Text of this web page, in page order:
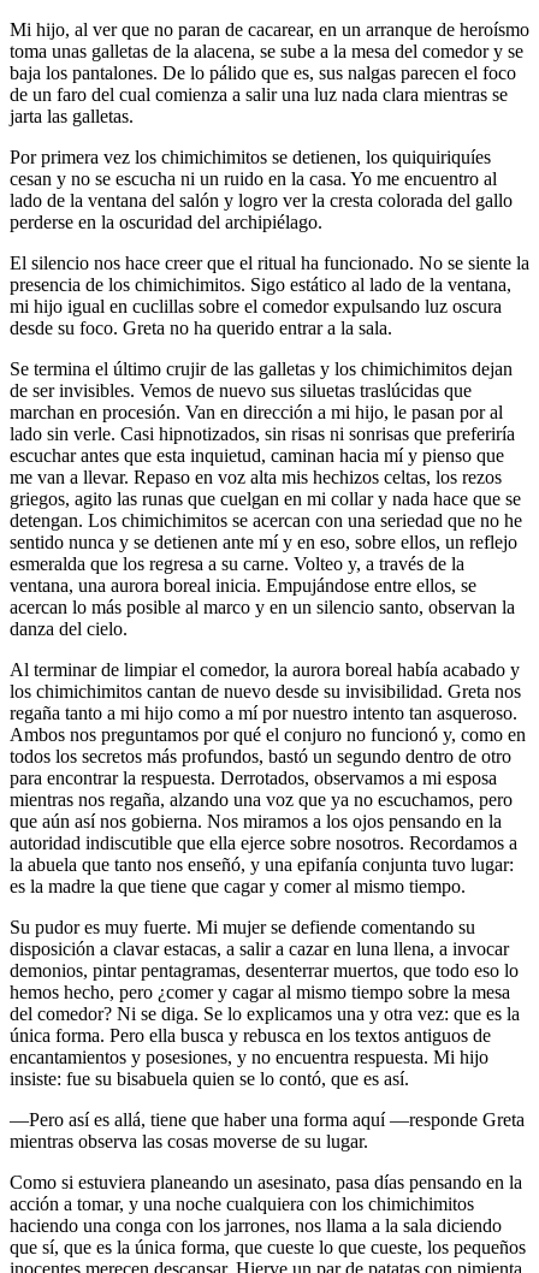
Mi hijo, al ver que no paran de cacarear, en un arranque de heroísmo
toma unas galletas de la alacena, se sube a la mesa del comedor y se
baja los pantalones. De lo pálido que es, sus nalgas parecen el foco
de un faro del cual comienza a salir una luz nada clara mientras se
jarta las galletas.
Por primera vez los chimichimitos se detienen, los quiquiriquíes
cesan y no se escucha ni un ruido en la casa. Yo me encuentro al
lado de la ventana del salón y logro ver la cresta colorada del gallo
perderse en la oscuridad del archipiélago.
El silencio nos hace creer que el ritual ha funcionado. No se siente la
presencia de los chimichimitos. Sigo estático al lado de la ventana,
mi hijo igual en cuclillas sobre el comedor expulsando luz oscura
desde su foco. Greta no ha querido entrar a la sala.
Se termina el último crujir de las galletas y los chimichimitos dejan
de ser invisibles. Vemos de nuevo sus siluetas traslúcidas que
marchan en procesión. Van en dirección a mi hijo, le pasan por al
lado sin verle. Casi hipnotizados, sin risas ni sonrisas que preferiría
escuchar antes que esta inquietud, caminan hacia mí y pienso que
me van a llevar. Repaso en voz alta mis hechizos celtas, los rezos
griegos, agito las runas que cuelgan en mi collar y nada hace que se
detengan. Los chimichimitos se acercan con una seriedad que no he
sentido nunca y se detienen ante mí y en eso, sobre ellos, un reflejo
esmeralda que los regresa a su carne. Volteo y, a través de la
ventana, una aurora boreal inicia. Empujándose entre ellos, se
acercan lo más posible al marco y en un silencio santo, observan la
danza del cielo.
Al terminar de limpiar el comedor, la aurora boreal había acabado y
los chimichimitos cantan de nuevo desde su invisibilidad. Greta nos
regaña tanto a mi hijo como a mí por nuestro intento tan asqueroso.
Ambos nos preguntamos por qué el conjuro no funcionó y, como en
todos los secretos más profundos, bastó un segundo dentro de otro
para encontrar la respuesta. Derrotados, observamos a mi esposa
mientras nos regaña, alzando una voz que ya no escuchamos, pero
que aún así nos gobierna. Nos miramos a los ojos pensando en la
autoridad indiscutible que ella ejerce sobre nosotros. Recordamos a
la abuela que tanto nos enseñó, y una epifanía conjunta tuvo lugar:
es la madre la que tiene que cagar y comer al mismo tiempo.
Su pudor es muy fuerte. Mi mujer se defiende comentando su
disposición a clavar estacas, a salir a cazar en luna llena, a invocar
demonios, pintar pentagramas, desenterrar muertos, que todo eso lo
hemos hecho, pero ¿comer y cagar al mismo tiempo sobre la mesa
del comedor? Ni se diga. Se lo explicamos una y otra vez: que es la
única forma. Pero ella busca y rebusca en los textos antiguos de
encantamientos y posesiones, y no encuentra respuesta. Mi hijo
insiste: fue su bisabuela quien se lo contó, que es así.
—Pero así es allá, tiene que haber una forma aquí —responde Greta
mientras observa las cosas moverse de su lugar.
Como si estuviera planeando un asesinato, pasa días pensando en la
acción a tomar, y una noche cualquiera con los chimichimitos
haciendo una conga con los jarrones, nos llama a la sala diciendo
que sí, que es la única forma, que cueste lo que cueste, los pequeños
inocentes merecen descansar. Hierve un par de patatas con pimienta